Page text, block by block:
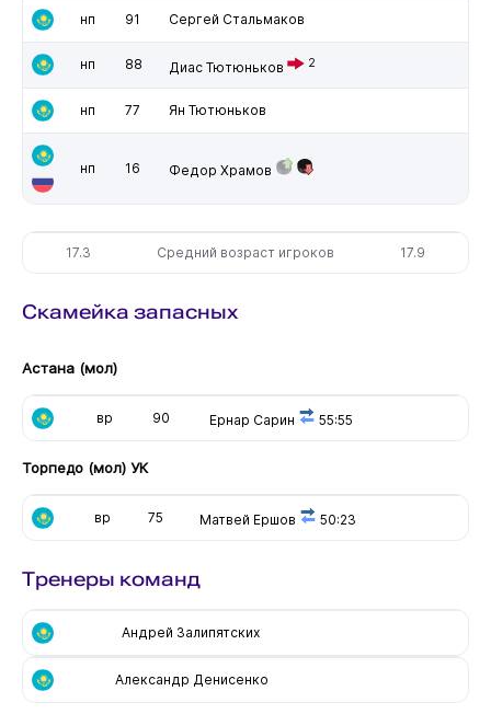
нп 91 Сергей Стальмаков
нп 88 Диас Тютюньков 2
нп 77 Ян Тютюньков
нп 16 Федор Храмов
17.3 Средний возраст игроков 17.9
Скамейка запасных
Астана (мол)
вр 90 Ернар Сарин 55:55
Торпедо (мол) УК
вр 75 Матвей Ершов 50:23
Тренеры команд
Андрей Залипятских
Александр Денисенко